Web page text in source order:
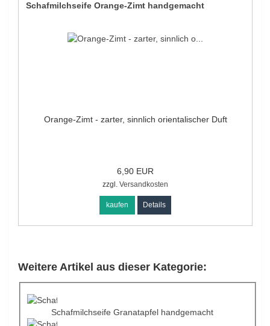
Schafmilchseife Orange-Zimt handgemacht
Orange-Zimt - zarter, sinnlich orientalischer Duft
6,90 EUR
zzgl. Versandkosten
kaufen Details
Weitere Artikel aus dieser Kategorie:
Schafmilchseife Granatapfel handgemacht